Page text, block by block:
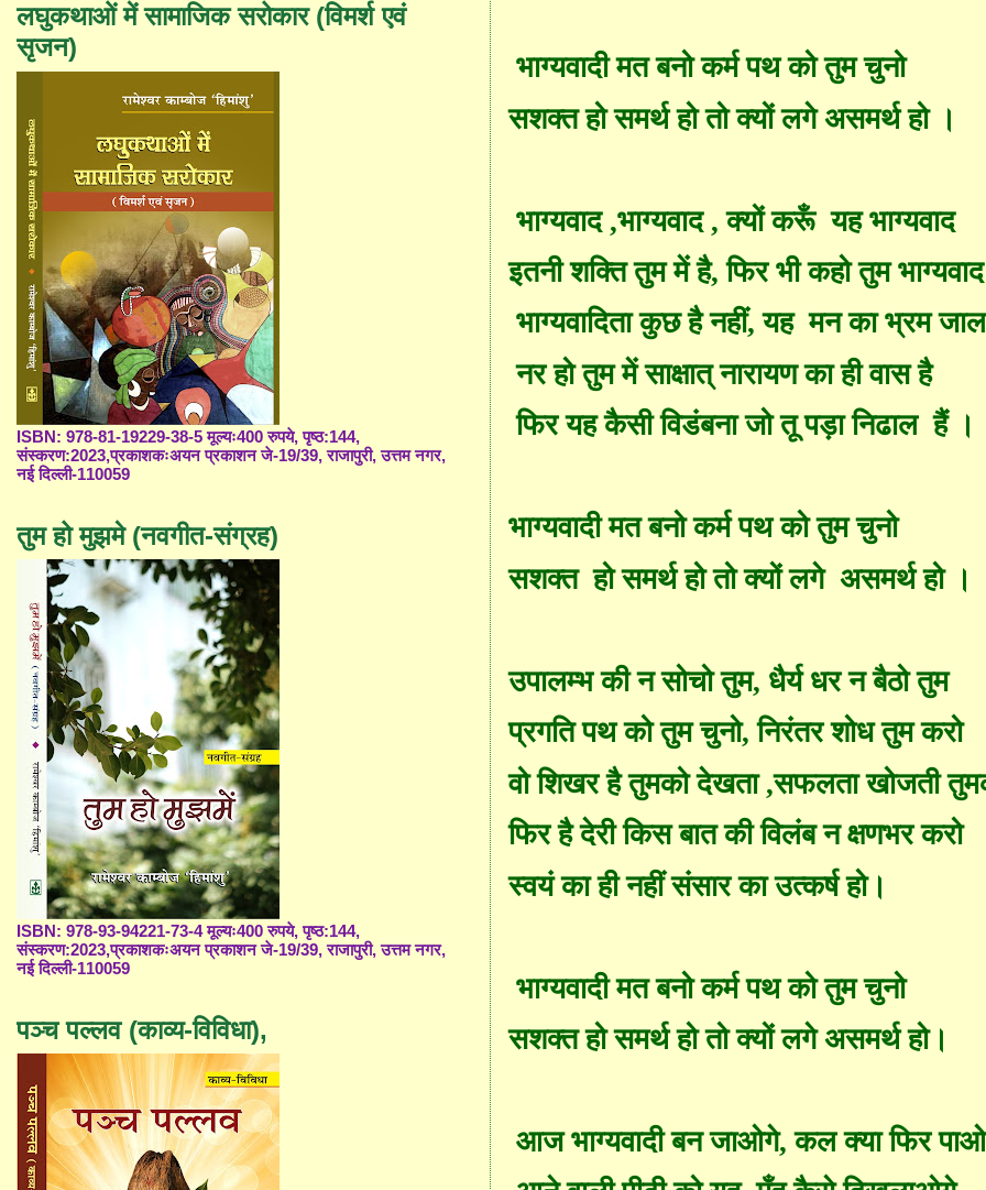
भाग्यवादी मत बनो कर्म पथ को तुम चुनो
सशक्त हो समर्थ हो तो क्यों लगे असमर्थ हो ।
भाग्यवाद ,भाग्यवाद ,क्यों करूँ यहभाग्यवाद
इतनी शक्ति तुम में है,फिर भी कहोतुम भाग्यवाद
भाग्यवादिता कुछ है नहीं,यह मन का भ्रम
नर हो तुम में साक्षात्नारायण काहीवास है
फिर यह कैसी विडंबना जो तू पड़ा निढाल हैं ।
भाग्यवादी मत बनो कर्म पथ को तुम चुनो
सशक्त हो समर्थ हो तो क्यों लगे असमर्थ हो ।
उपालम्भकी न सोचो तुम, धैर्य धर न बैठोतुम
प्रगति पथ को तुम चुनो,निरंतर शोध तुम करो
वो शिखर है तुमको देखता ,सफलताखोजती
फिर है देरी किस बात की विलंब न क्षणभरकरो
स्वयं का ही नहीं संसार का उत्कर्ष हो।
भाग्यवादी मत बनो कर्म पथ को तुम चुनो
सशक्त हो समर्थ हो तो क्यों लगे असमर्थ हो।
आज भाग्यवादी बन जाओगे, कल क्या फिर
लघुकथाओं में सामाजिक सरोकार (विमर्श एवं
सृजन)
ISBN: 978-81-19229-38-5 मूल्यः400 रुपये, पृष्ठ:144,
संस्करण:2023,प्रकाशकःअयन प्रकाशन जे-19/39, राजापुरी, उत्तम नगर,
नई दिल्ली-110059
तुम हो मुझमे (नवगीत-संग्रह)
ISBN: 978-93-94221-73-4 मूल्यः400 रुपये, पृष्ठ:144,
संस्करण:2023,प्रकाशकःअयन प्रकाशन जे-19/39, राजापुरी, उत्तम नगर,
नई दिल्ली-110059
पञ्च पल्लव (काव्य-विविधा),